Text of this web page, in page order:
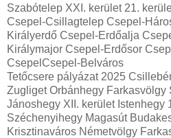
Szabótelep XXI. kerület 21.
Csepel-Csillagtelep Csepel-
Királyerdő Csepel-Erdőalja
Királymajor Csepel-Erdősor
CsepelCsepel-Belváros
Tetőcsere pályázat 2025
Zugliget Orbánhegy Farkasvölgy
Jánoshegy XII. kerület Istenhegy
Széchenyihegy Magasút
Krisztinaváros Németvölgy